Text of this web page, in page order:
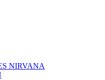
NIRVANA